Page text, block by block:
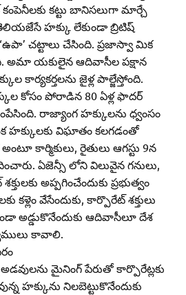
కంపెనీలకు కట్టు బానిసలుగా మార్చే
హక్కు లేకుండా బ్రిటిష్‌
చట్టాలు చేసింది. ప్రజాస్వా మిక
అమా యకులైన ఆదివాసీల పక్షాన
కార్యకర్తలను జైళ్ల పాల్జేస్తోంది.
కోసం పోరాడిన 80 ఏళ్ల ఫాదర్‌
రాజ్యాంగ హక్కులను ధ్వంసం
హక్కులకు విఘాతం కలగడంతో
కార్మికులు, రైతులు ఆగస్టు 9న
ఏజెన్సీ లోని విలువైన గనులు,
అప్పగించేందుకు ప్రభుత్వం
కళ్లెం వేసేందుకు, కార్పొరేట్‌ శక్తులు
అడ్డుకొనేందుకు ఆదివాసీలూ దేశ
కావాలి.
మైనింగ్‌ పేరుతో కార్పొరేట్లకు
హక్కును నిలబెట్టుకొనేందుకు